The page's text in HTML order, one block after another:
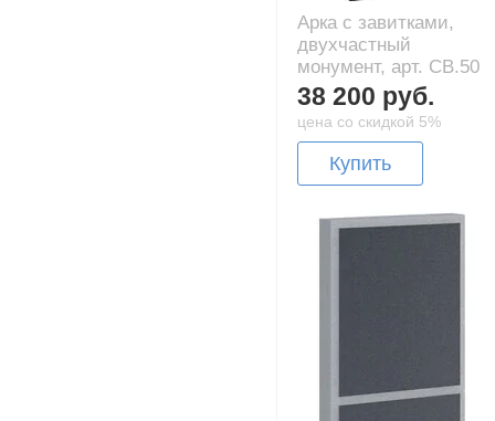
Арка с завитками,
двухчастный
монумент, арт. CB.50
38 200 руб.
цена со скидкой 5%
Купить